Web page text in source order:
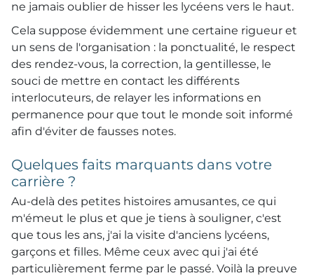
ne jamais oublier de hisser les lycéens vers le haut.
Cela suppose évidemment une certaine rigueur et
un sens de l'organisation : la ponctualité, le respect
des rendez-vous, la correction, la gentillesse, le
souci de mettre en contact les différents
interlocuteurs, de relayer les informations en
permanence pour que tout le monde soit informé
afin d'éviter de fausses notes.
Quelques faits marquants dans votre
carrière ?
Au-delà des petites histoires amusantes, ce qui
m'émeut le plus et que je tiens à souligner, c'est
que tous les ans, j'ai la visite d'anciens lycéens,
garçons et filles. Même ceux avec qui j'ai été
particulièrement ferme par le passé. Voilà la preuve